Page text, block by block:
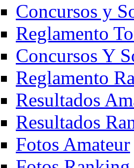
Concursos y
Reglamento
Concursos Y
Reglamento
Resultados
Resultados
Fotos Amateur